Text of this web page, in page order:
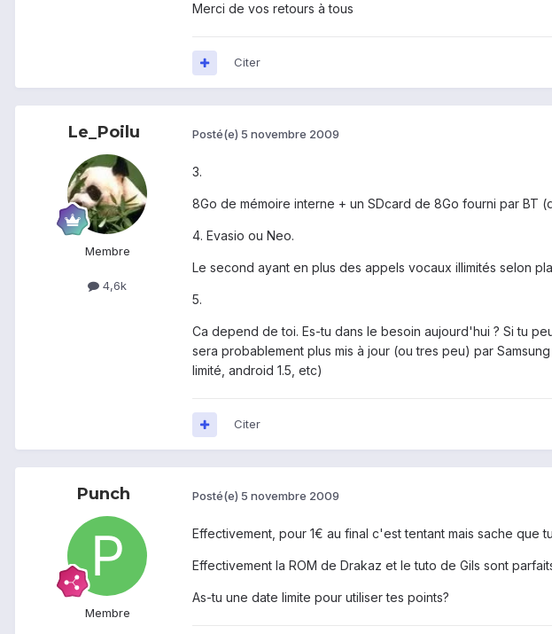
Merci de vos retours à tous
Citer
Le_Poilu
Membre
4,6k
Posté(e) 5 novembre 2009
3.
8Go de mémoire interne + un SDcard de 8Go fourni par BT
4. Evasio ou Neo.
Le second ayant en plus des appels vocaux illimités selon
5.
Ca depend de toi. Es-tu dans le besoin aujourd'hui ? Si tu
sera probablement plus mis à jour (ou tres peu) par
limité, android 1.5, etc)
Citer
Punch
Membre
Posté(e) 5 novembre 2009
Effectivement, pour 1€ au final c'est tentant mais sache que
Effectivement la ROM de Drakaz et le tuto de Gils sont
As-tu une date limite pour utiliser tes points?